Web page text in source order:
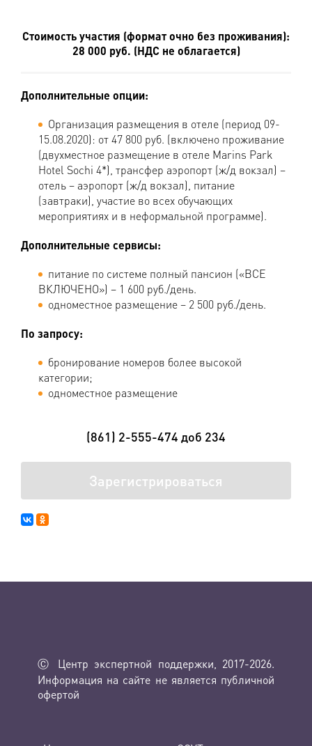
Стоимость участия (формат очно без проживания):
28 000 руб. (НДС не облагается)
Дополнительные опции:
Организация размещения в отеле (период 09-
15.08.2020): от 47 800 руб. (включено проживание
(двухместное размещение в отеле Marins Park
Hotel Sochi 4*), трансфер аэропорт (ж/д вокзал) –
отель – аэропорт (ж/д вокзал), питание
(завтраки), участие во всех обучающих
мероприятиях и в неформальной программе).
Дополнительные сервисы:
питание по системе полный пансион («ВСЕ
ВКЛЮЧЕНО») – 1 600 руб./день.
одноместное размещение – 2 500 руб./день.
По запросу:
бронирование номеров более высокой
категории;
одноместное размещение
(861) 2-555-474 доб 234
Зарегистрироваться
Ⓒ Центр экспертной поддержки, 2017-2026.
Информация на сайте не является публичной
офертой